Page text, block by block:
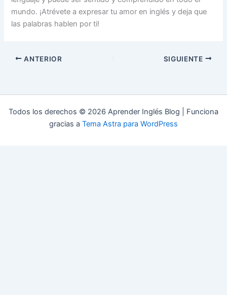
mundo. ¡Atrévete a expresar tu amor en inglés y deja que
las palabras hablen por ti!
ANTERIOR SIGUIENTE
Todos los derechos © 2026 Aprender Inglés Blog | Funciona
gracias a Tema Astra para WordPress